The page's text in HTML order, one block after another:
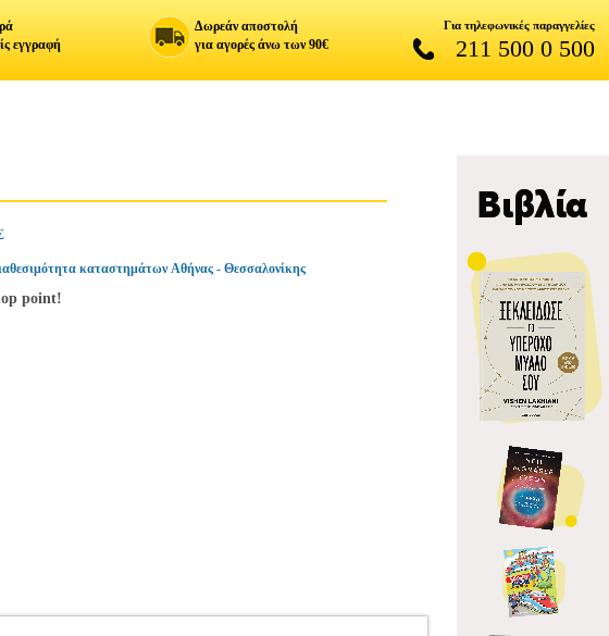
εγγραφή
Δωρεάν αποστολή
για αγορές άνω των 90€
Για τηλεφωνικές παραγγελίες
211 500 0 500
καταστημάτων Αθήνας - Θεσσαλονίκης
point!